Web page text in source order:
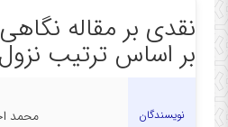
نقدی بر مقاله
بر اساس ترتیب نزول
نویسندگان محمد